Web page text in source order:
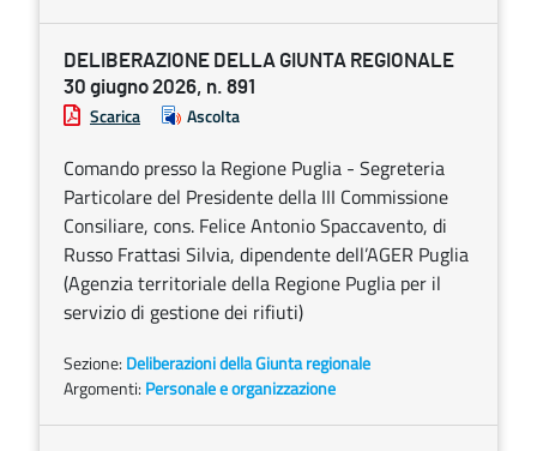
DELIBERAZIONE DELLA GIUNTA REGIONALE
30 giugno 2026, n. 891
Scarica Ascolta
Comando presso la Regione Puglia - Segreteria
Particolare del Presidente della III Commissione
Consiliare, cons. Felice Antonio Spaccavento, di
Russo Frattasi Silvia, dipendente dell’AGER Puglia
(Agenzia territoriale della Regione Puglia per il
servizio di gestione dei rifiuti)
Sezione: Deliberazioni della Giunta regionale
Argomenti: Personale e organizzazione